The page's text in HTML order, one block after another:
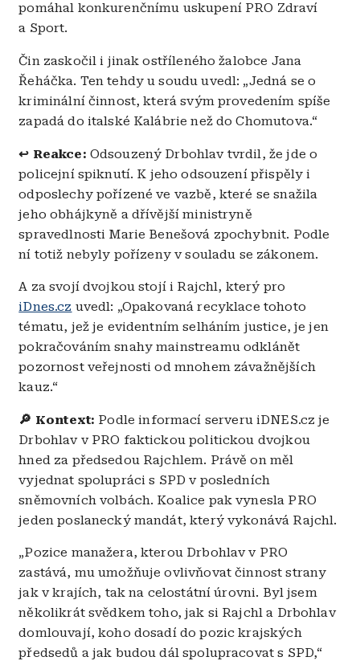
pomáhal konkurenčnímu uskupení PRO Zdraví
a Sport.
Čin zaskočil i jinak ostříleného žalobce Jana
Řeháčka. Ten tehdy u soudu uvedl: „Jedná se o
kriminální činnost, která svým provedením spíše
zapadá do italské Kalábrie než do Chomutova.“
↩️ Reakce: Odsouzený Drbohlav tvrdil, že jde o
policejní spiknutí. K jeho odsouzení přispěly i
odposlechy pořízené ve vazbě, které se snažila
jeho obhájkyně a dřívější ministryně
spravedlnosti Marie Benešová zpochybnit. Podle
ní totiž nebyly pořízeny v souladu se zákonem.
A za svojí dvojkou stojí i Rajchl, který pro
iDnes.cz uvedl: „Opakovaná recyklace tohoto
tématu, jež je evidentním selháním justice, je jen
pokračováním snahy mainstreamu odklánět
pozornost veřejnosti od mnohem závažnějších
kauz.“
🔎 Kontext: Podle informací serveru iDNES.cz je
Drbohlav v PRO faktickou politickou dvojkou
hned za předsedou Rajchlem. Právě on měl
vyjednat spolupráci s SPD v posledních
sněmovních volbách. Koalice pak vynesla PRO
jeden poslanecký mandát, který vykonává Rajchl.
„Pozice manažera, kterou Drbohlav v PRO
zastává, mu umožňuje ovlivňovat činnost strany
jak v krajích, tak na celostátní úrovni. Byl jsem
několikrát svědkem toho, jak si Rajchl a Drbohlav
domlouvají, koho dosadí do pozic krajských
předsedů a jak budou dál spolupracovat s SPD,“